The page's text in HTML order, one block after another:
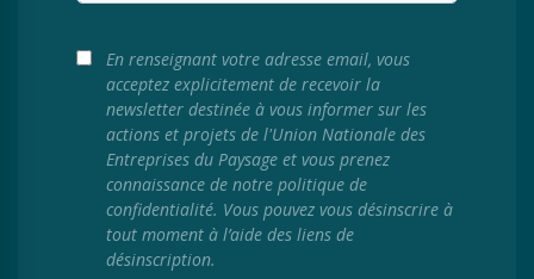
En renseignant votre adresse email, vous
acceptez explicitement de recevoir la
newsletter destinée à vous informer sur les
actions et projets de l'Union Nationale des
Entreprises du Paysage et vous prenez
connaissance de notre politique de
confidentialité. Vous pouvez vous désinscrire à
tout moment à l’aide des liens de
désinscription.